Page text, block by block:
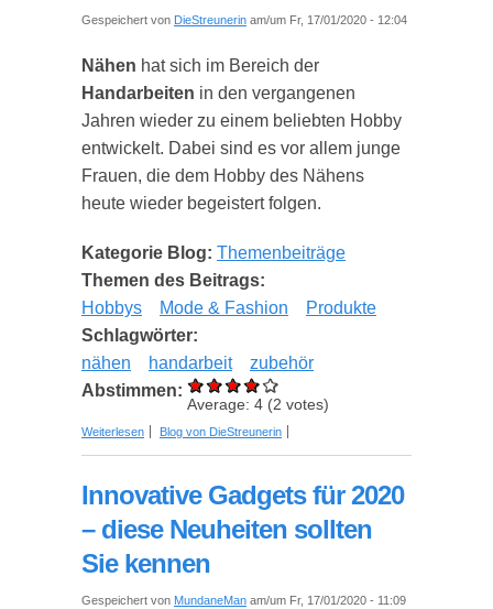
Gespeichert von DieStreunerin am/um Fr, 17/01/2020 - 12:04
Nähen hat sich im Bereich der
Handarbeiten in den vergangenen
Jahren wieder zu einem beliebten Hobby
entwickelt. Dabei sind es vor allem junge
Frauen, die dem Hobby des Nähens
heute wieder begeistert folgen.
Kategorie Blog: Themenbeiträge
Themen des Beitrags:
Hobbys
Mode & Fashion
Produkte
Schlagwörter:
nähen
handarbeit
zubehör
Abstimmen:
Average: 4 (2 votes)
Weiterlesen über Günstiges Nähzubehör für Nähbegeisterte
Blog von DieStreunerin
Innovative Gadgets für 2020
– diese Neuheiten sollten
Sie kennen
Gespeichert von MundaneMan am/um Fr, 17/01/2020 - 11:09